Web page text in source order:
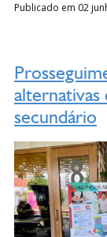
Publicado em 02
alternativas
secundário